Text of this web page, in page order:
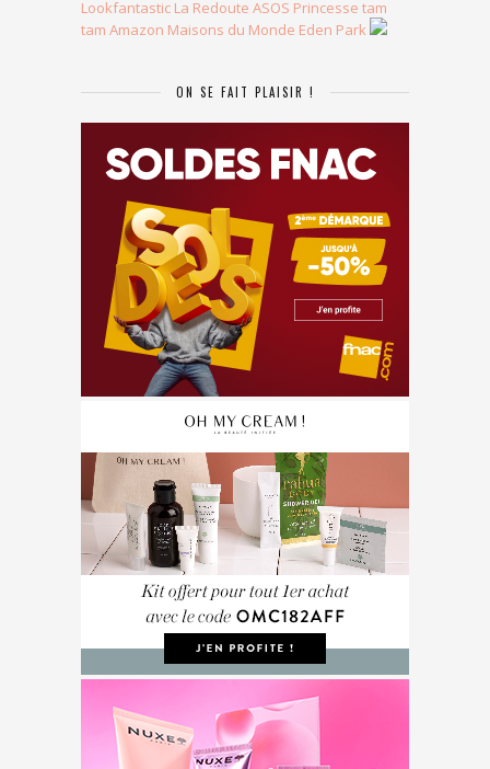
Lookfantastic La Redoute ASOS Princesse tam
tam Amazon Maisons du Monde Eden Park
ON SE FAIT PLAISIR !